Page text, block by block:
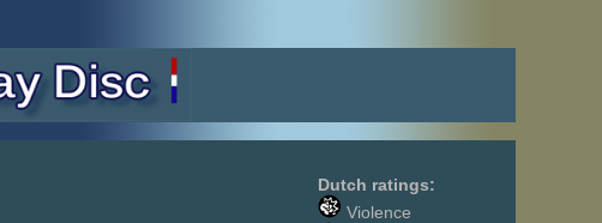
Dutch ratings:
Violence